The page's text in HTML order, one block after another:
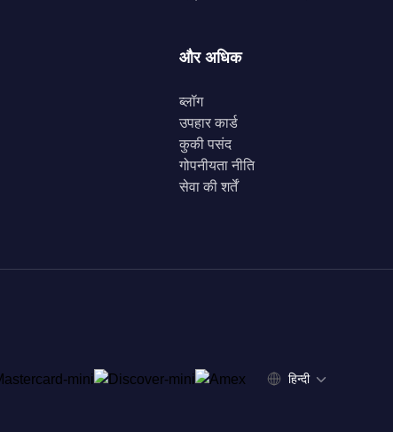
और अधिक
ब्लॉग
उपहार कार्ड
कुकी पसंद
गोपनीयता नीति
सेवा की शर्तें
हिन्दी